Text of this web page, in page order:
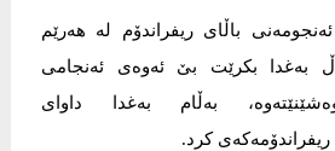
رۆژی 1 / 10 /2017 ئەنجومەنی باڵای ریفراندۆم لە هەرێم
بەغدا بكرێت بێ ئەوەی ئەنجامی
بەڵام بەغدا داوای
كرد.